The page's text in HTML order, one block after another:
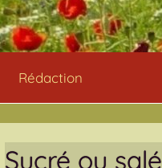
Rédaction
Sucré ou